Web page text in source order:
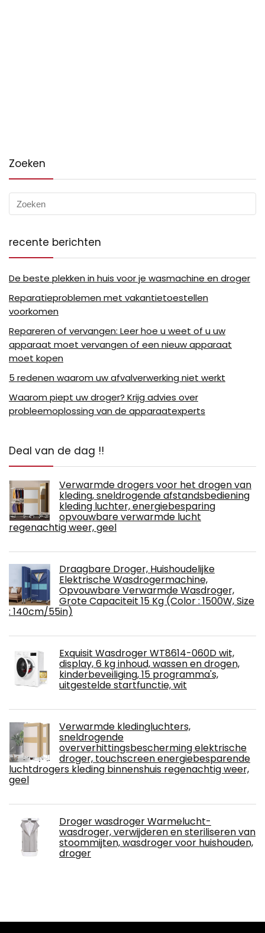
Zoeken
recente berichten
De beste plekken in huis voor je wasmachine en droger
Reparatieproblemen met vakantietoestellen
voorkomen
Repareren of vervangen: Leer hoe u weet of u uw
apparaat moet vervangen of een nieuw apparaat
moet kopen
5 redenen waarom uw afvalverwerking niet werkt
Waarom piept uw ​​droger? Krijg advies over
probleemoplossing van de apparaatexperts
Deal van de dag !!
Verwarmde drogers voor het drogen van
kleding, sneldrogende afstandsbediening
kleding luchter, energiebesparing
opvouwbare verwarmde lucht
regenachtig weer, geel
Draagbare Droger, Huishoudelijke
Elektrische Wasdrogermachine,
Opvouwbare Verwarmde Wasdroger,
Grote Capaciteit 15 Kg (Color : 1500W, Size
: 140cm/55in)
Exquisit Wasdroger WT8614-060D wit,
display, 6 kg inhoud, wassen en drogen,
kinderbeveiliging, 15 programma's,
uitgestelde startfunctie, wit
Verwarmde kledingluchters,
sneldrogende
oververhittingsbescherming elektrische
droger, touchscreen energiebesparende
luchtdrogers kleding binnenshuis regenachtig weer,
geel
Droger wasdroger Warmelucht-
wasdroger, verwijderen en steriliseren van
stoommijten, wasdroger voor huishouden,
droger